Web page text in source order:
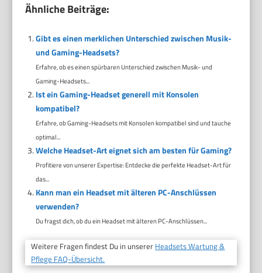
Ähnliche Beiträge:
Gibt es einen merklichen Unterschied zwischen Musik-
und Gaming-Headsets?
Erfahre, ob es einen spürbaren Unterschied zwischen Musik- und
Gaming-Headsets...
Ist ein Gaming-Headset generell mit Konsolen
kompatibel?
Erfahre, ob Gaming-Headsets mit Konsolen kompatibel sind und tauche
optimal...
Welche Headset-Art eignet sich am besten für Gaming?
Profitiere von unserer Expertise: Entdecke die perfekte Headset-Art für
das...
Kann man ein Headset mit älteren PC-Anschlüssen
verwenden?
Du fragst dich, ob du ein Headset mit älteren PC-Anschlüssen...
Weitere Fragen findest Du in unserer Headsets Wartung &
Pflege FAQ-Übersicht.